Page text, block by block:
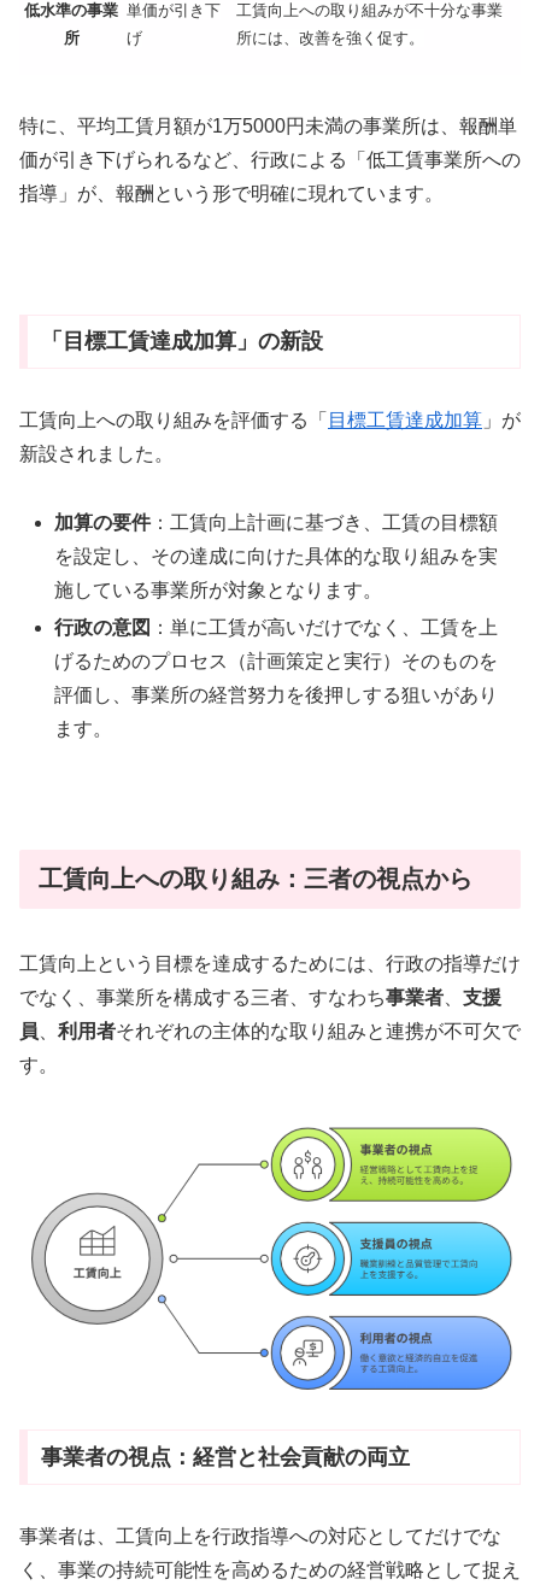
低水準の事業
所
単価が引き下
げ
工賃向上への取り組みが不十分な事業
所には、改善を強く促す。
特に、平均工賃月額が1万5000円未満の事業所は、報酬単
価が引き下げられるなど、行政による「低工賃事業所への
指導」が、報酬という形で明確に現れています。
「目標工賃達成加算」の新設
工賃向上への取り組みを評価する「 目標工賃達成加算 」が
新設されました。
加算の要件：工賃向上計画に基づき、工賃の目標額
を設定し、その達成に向けた具体的な取り組みを実
施している事業所が対象となります。
行政の意図 ：単に工賃が高いだけでなく、工賃を上
げるためのプロセス（計画策定と実行）そのものを
評価し、事業所の経営努力を後押しする狙いがあり
ます。
工賃向上への取り組み：三者の視点から
工賃向上という目標を達成するためには、行政の指導だけ
でなく、事業所を構成する三者、すなわち事業者
支援
員
利用者それぞれの主体的な取り組みと連携が不可欠で
す。
事業者の視点：経営と社会貢献の両立
事業者は、工賃向上を行政指導への対応としてだけでな
く、事業の持続可能性を高めるための経営戦略として捉え